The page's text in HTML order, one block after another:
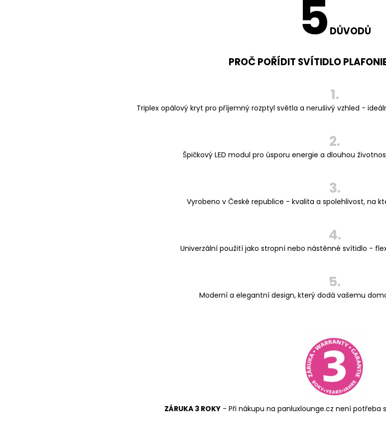
5 DŮVODŮ
PROČ POŘÍDIT SVÍTIDLO
1.
Triplex opálový kryt pro příjemný rozptyl světla a nerušivý vzhled -
2.
Špičkový LED modul pro úsporu energie a dlouhou
3.
Vyrobeno v České republice - kvalita a spolehlivost, na
4.
Univerzální použití jako stropní nebo nástěnné svítidlo -
5.
Moderní a elegantní design, který dodá vašemu
ZÁRUKA 3 ROKY - Při nákupu na panluxlounge.cz není potřeba